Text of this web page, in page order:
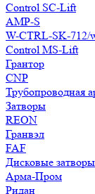
Control SC-Lift
AMP-S
W-CTRL-SK-712/
Control MS-Lift
Грантор
CNP
Трубопроводная
Затворы
REON
Гранвэл
FAF
Дисковые
Арма-Пром
Ридан